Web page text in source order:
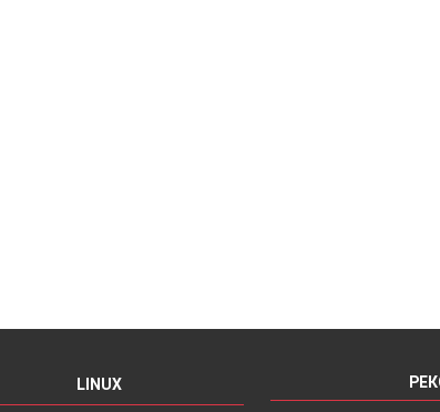
LINUX